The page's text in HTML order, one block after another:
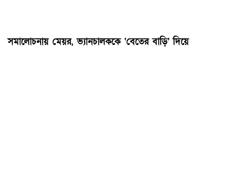
সমালোচনায় মেয়র, ভ্যানচালককে ‘বেতের বাড়ি’ দিয়ে